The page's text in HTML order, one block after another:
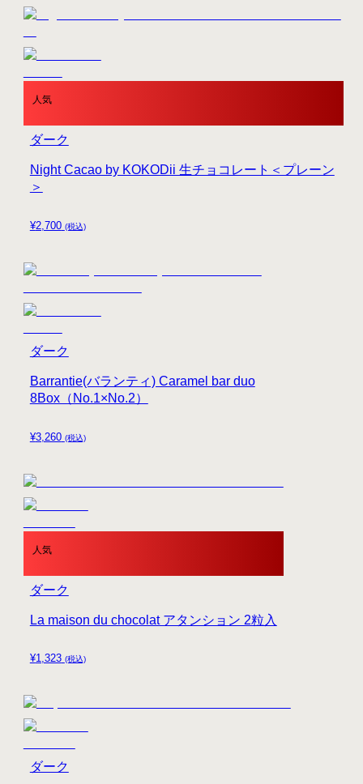
人気
¥2,700 (税込)
Night Cacao by KOKODii 生チョコレート＜プレーン
＞
ダーク
¥3,260 (税込)
Barrantie(バランティ) Caramel bar duo
8Box（No.1×No.2）
ダーク
人気
¥1,323 (税込)
La maison du chocolat アタンション 2粒入
ダーク
ダーク